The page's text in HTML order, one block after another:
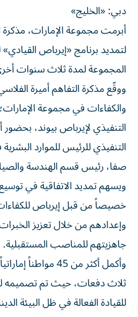
دبي: «الخليج»
أبرمت مجموعة الإمارات،
لتمديد برنامج «إيرباص
المجموعة لمدة ثلاث سنوات
ووقّع مذكرة التفاهم أميرة
والكفاءات في مجموعة
التنفيذي لإيرباص بيوند، بحضور
التنفيذي للرئيس للموارد
صفا، رئيس قسم الهندسة
ويسهم تمديد الاتفاقية في
خصيصاً من قبل إيرباص
وإعدادهم من خلال تعزيز الخبرات
جاهزيتهم للمناصب المستقبلية.
وأكمل أكثر من 45
ثلاث دفعات، حيث تم تصميمه
للقيادة الفعالة في ظل البيئة